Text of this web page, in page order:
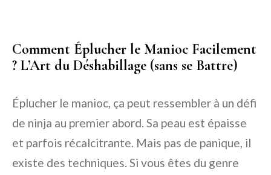
Comment Éplucher le Manioc Facilement
? L’Art du Déshabillage (sans se Battre)
Éplucher le manioc, ça peut ressembler à un défi
de ninja au premier abord. Sa peau est épaisse
et parfois récalcitrante. Mais pas de panique, il
existe des techniques. Si vous êtes du genre